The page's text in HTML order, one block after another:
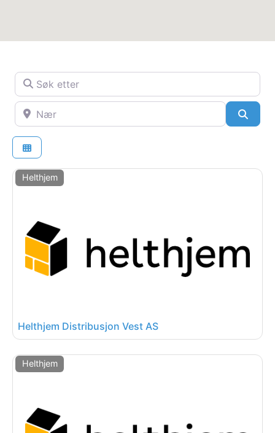
Søk etter
Nær
Helthjem
Helthjem Distribusjon Vest AS
Helthjem